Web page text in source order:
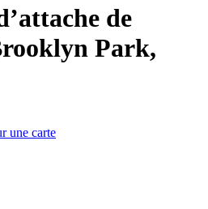
de
Park,
une carte